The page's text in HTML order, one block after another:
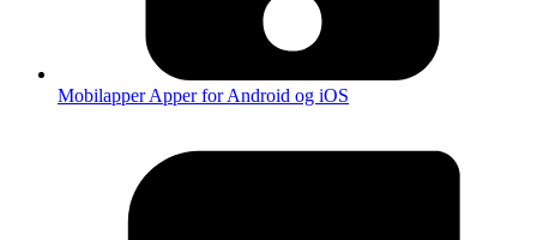
MobilapperApper for Android og iOS